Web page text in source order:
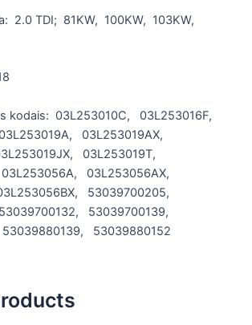
2.0 TDI; 81KW, 100KW, 103KW,
kodais: 03L253010C, 03L253016F,
03L253019AX,
03L253019T,
03L253056AX,
53039700205,
53039700139,
53039880152